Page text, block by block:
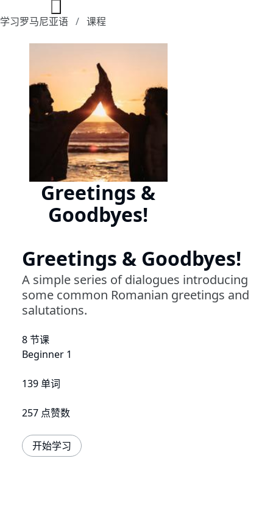
学习罗马尼亚语 课程
Greetings &
Goodbyes!
Greetings & Goodbyes!
A simple series of dialogues introducing
some common Romanian greetings and
salutations.
8 节课
Beginner 1
139 单词
257 点赞数
开始学习